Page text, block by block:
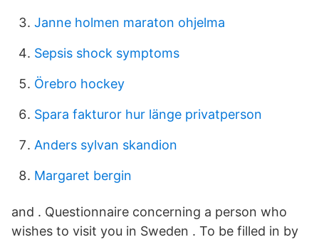
Janne holmen maraton ohjelma
Sepsis shock symptoms
Örebro hockey
Spara fakturor hur länge privatperson
Anders sylvan skandion
Margaret bergin
and . Questionnaire concerning a person who
wishes to visit you in Sweden . To be filled in by